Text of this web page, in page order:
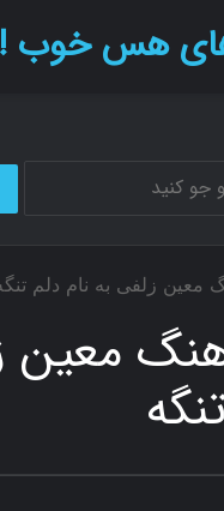
هس خوب !
معین زلفی به نام دلم
معین